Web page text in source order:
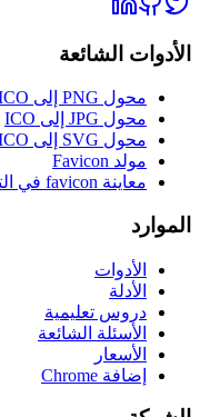
الأدوات الشائعة
محول PNG إلى ICO
محول JPG إلى ICO
محول SVG إلى ICO
مولد Favicon
معاينة favicon في التبويب
الموارد
الأدوات
الأدلة
دروس تعليمية
الأسئلة الشائعة
الأسعار
إضافة Chrome